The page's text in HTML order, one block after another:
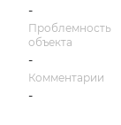
-
Проблемность
объекта
-
Комментарии
-